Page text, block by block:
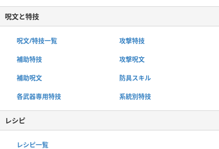
呪文と特技
呪文/特技一覧 攻撃特技
補助特技 攻撃呪文
補助呪文 防具スキル
各武器専用特技 系統別特技
レシピ
レシピ一覧